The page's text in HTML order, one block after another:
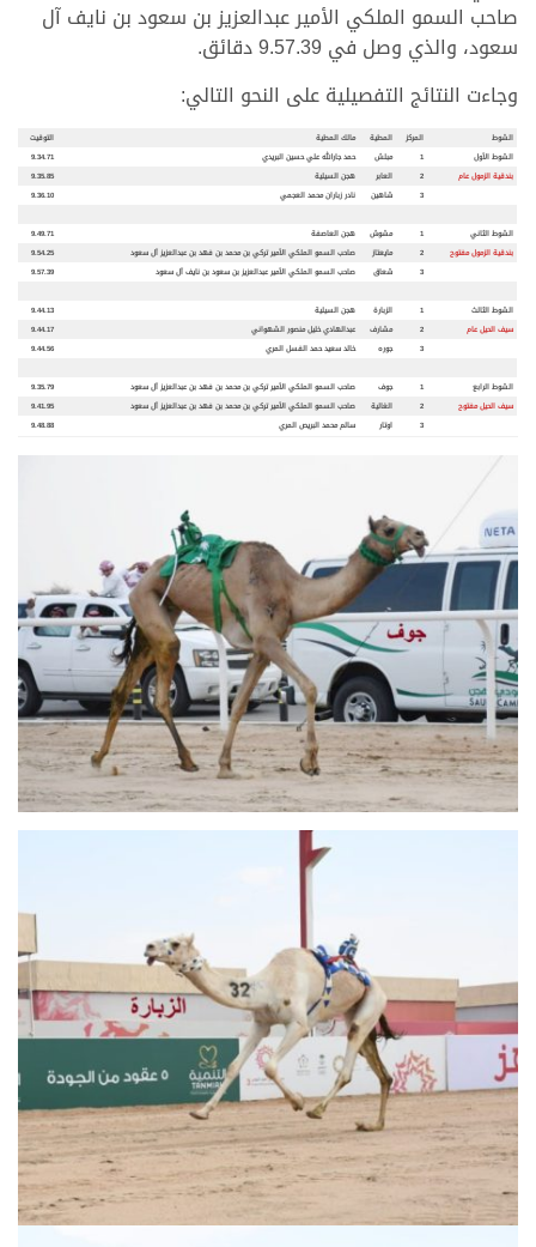
صاحب السمو الملكي الأمير عبدالعزيز بن سعود بن نايف آل
سعود، والذي وصل في 9.57.39 دقائق.
وجاءت النتائج التفصيلية على النحو التالي:
الشوط المركز المطية مالك المطية
التوقيت
الشوط الأول
1 مبلش حمد جارالله علي حسين البريدي
9.34.71
بندقية الزمول عام
2 العابر هجن السيلية
9.35.85
3
شاهين نادر زباران محمد العجمي 9.36.10
الشوط الثاني 1 مشوش هجن العاصفة
9.49.71
بندقية الزمول مفتوح
2 مايعتاز صاحب السمو الملكي الأمير تركي بن محمد بن فهد بن عبدالعزيز آل سعود
9.54.25
3
شعاق صاحب السمو الملكي الأمير عبدالعزيز بن سعود بن نايف آل سعود 9.57.39
الشوط الثالث 1 الزبارة هجن السيلية
9.44.13
سيف الحيل عام
2 مشارف عبدالهادي خليل منصور الشهواني
9.44.17
3
جوره خالد سعيد حمد الفسل المري 9.44.56
الشوط الرابع 1 جوف صاحب السمو الملكي الأمير تركي بن محمد بن فهد بن عبدالعزيز آل سعود
9.35.79
سيف الحيل مفتوح
2 الغالية صاحب السمو الملكي الأمير تركي بن محمد بن فهد بن عبدالعزيز آل سعود
9.41.95
3
اوتار سالم محمد البريص المري 9.48.88